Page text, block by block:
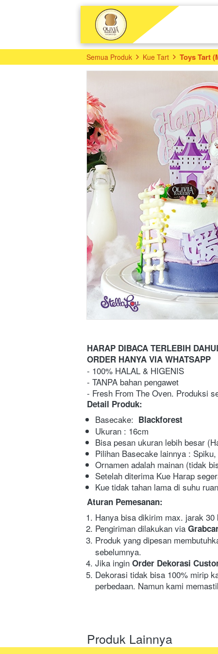
Semua Produk Kue Tart Toys Tart
HARAP DIBACA TERLEBIH
ORDER HANYA VIA WHATSAPP
- 100% HALAL & HIGENIS
- TANPA bahan pengawet
- Fresh From The Oven. Produksi
Detail Produk:
Basecake: Blackforest
Ukuran : 16cm
Bisa pesan ukuran lebih besar
Pilihan Basecake lainnya :
Ornamen adalah mainan (tidak
Setelah diterima Kue Harap
Kue tidak tahan lama di suhu
Aturan Pemesanan:
Hanya bisa dikirim max. jarak
Pengiriman dilakukan via
Produk yang dipesan
sebelumnya.
Jika ingin Order Dekorasi
Dekorasi tidak bisa 100% mirip
perbedaan. Namun kami
Produk Lainnya